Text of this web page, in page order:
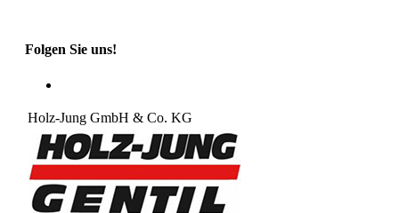
Folgen Sie uns!
Holz-Jung GmbH & Co. KG